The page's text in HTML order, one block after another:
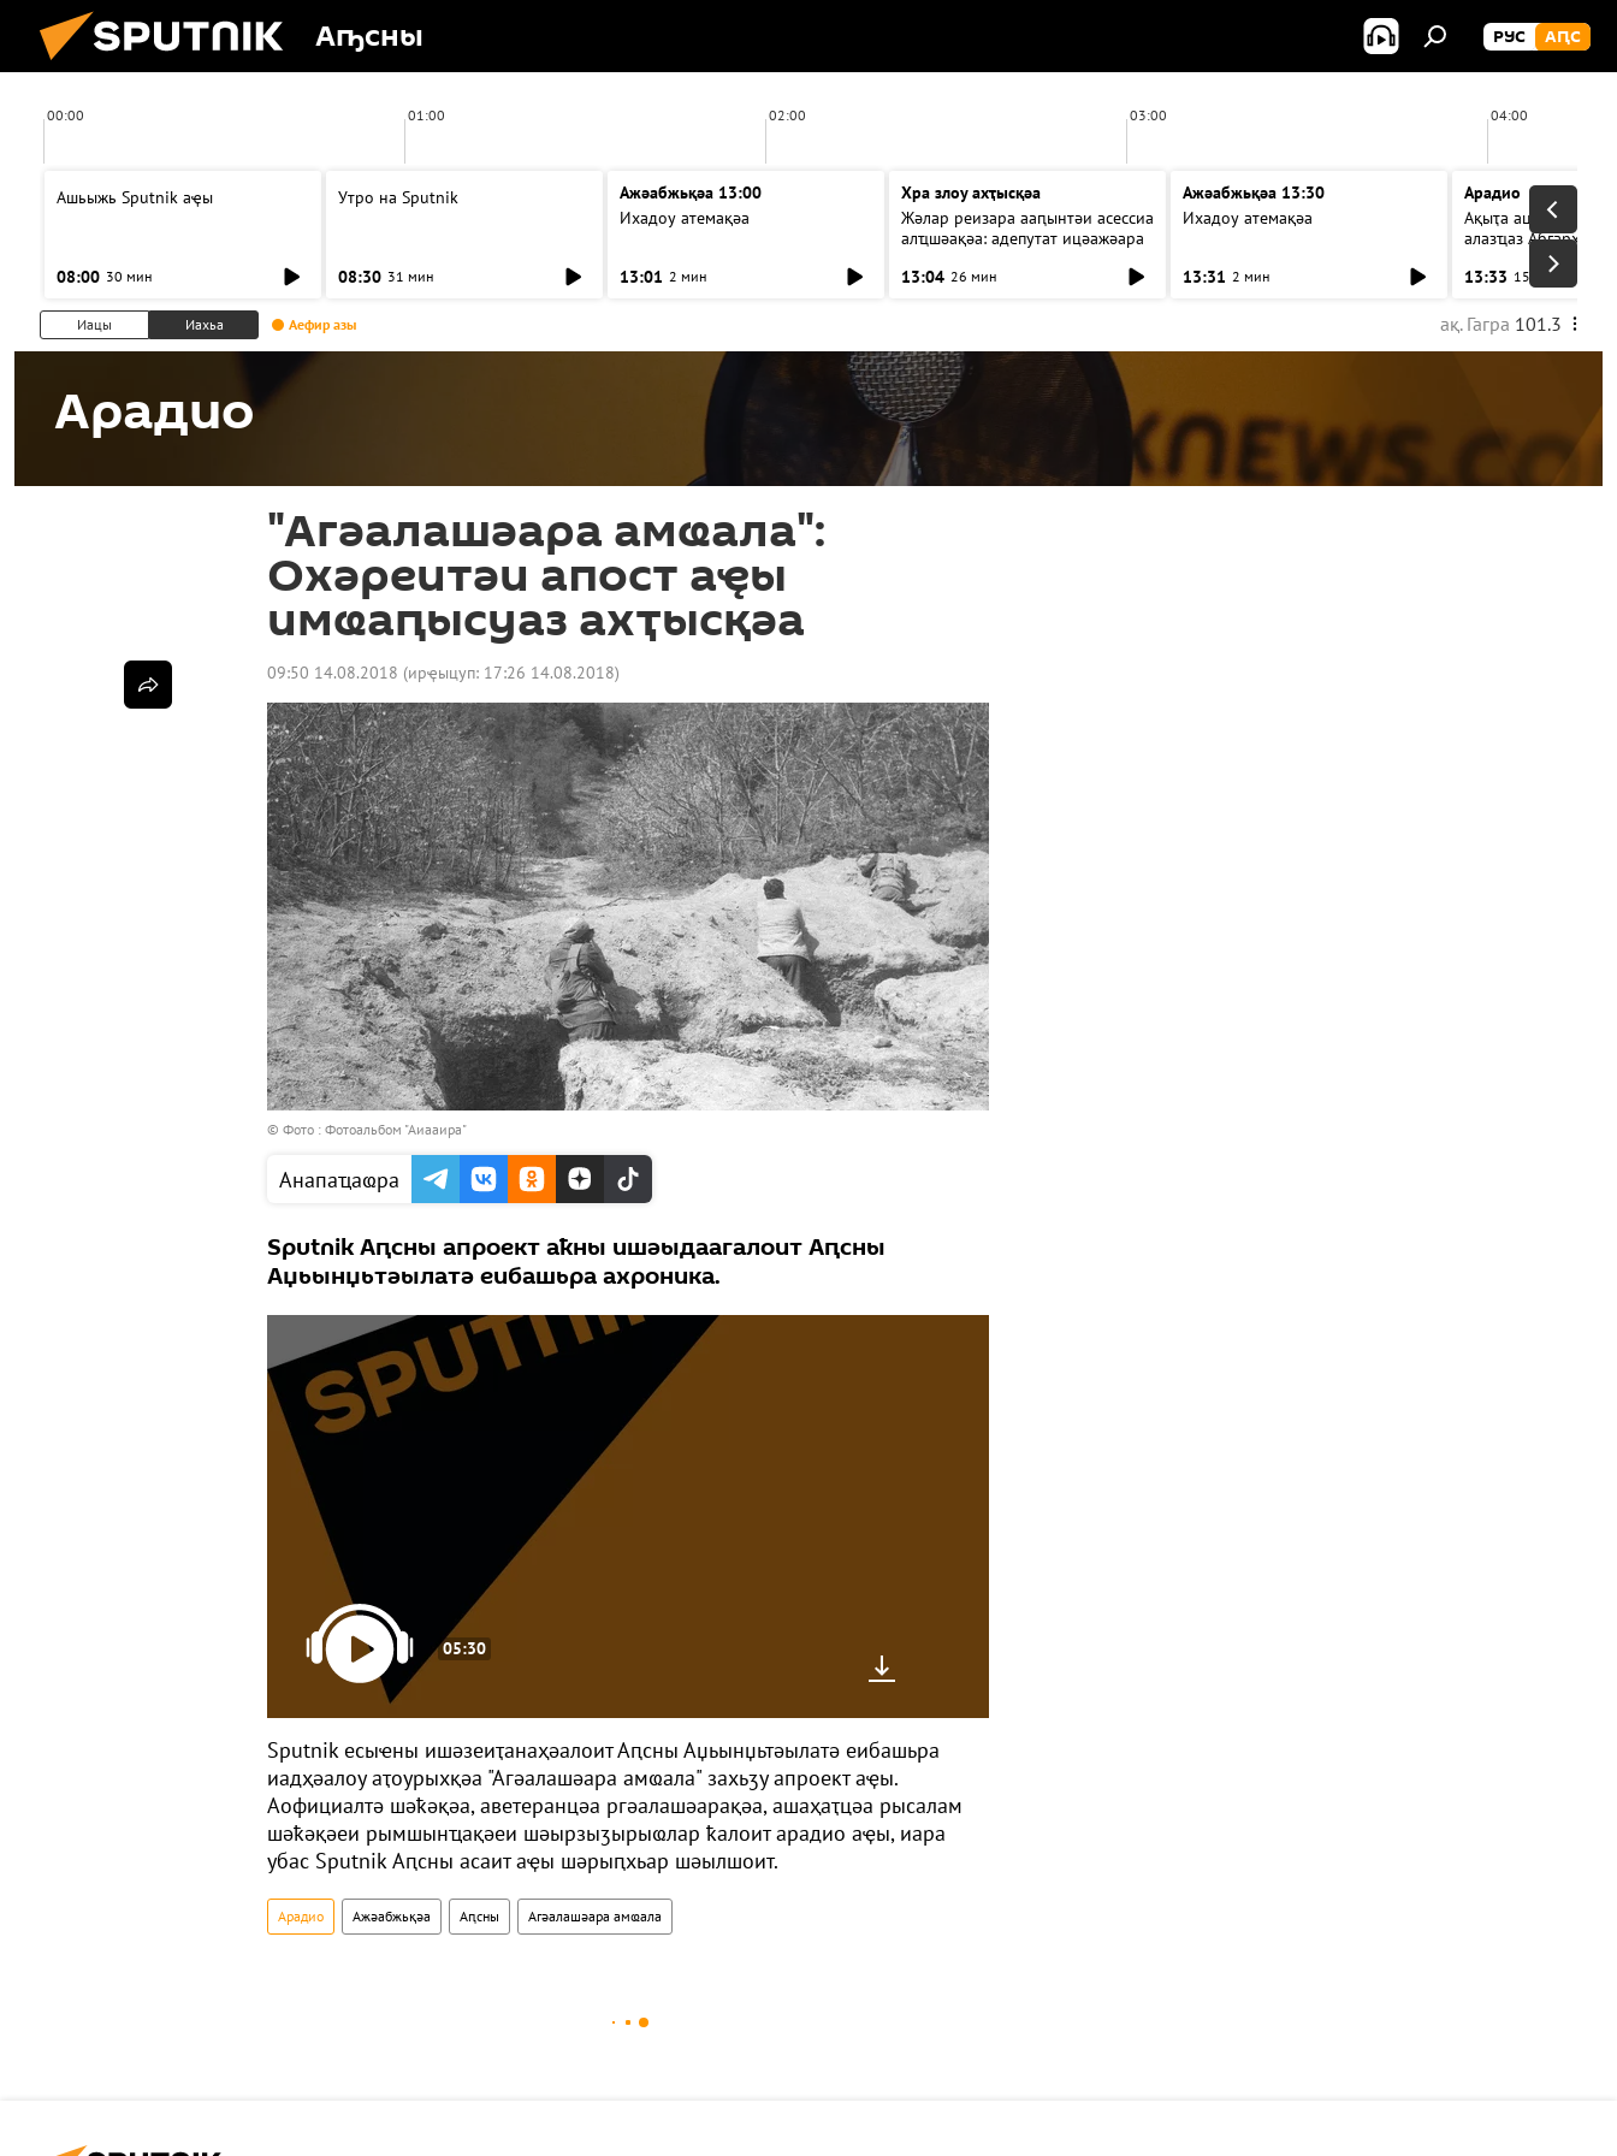
Аҧсны РУС АԤС
00:00 01:00 02:00 03:00 04:00
Ашьыжь Sputnik аҿы
08:00 30 мин
Утро на Sputnik
08:30 31 мин
Ажәабжьқәа 13:00
Ихадоу атемақәа
13:01 2 мин
Хра злоу ахҭысқәа
Жәлар реизара ааԥынтәи асессиа
алҵшәақәа: адепутат ицәажәара
13:04 26 мин
Ажәабжьқәа 13:30
Ихадоу атемақәа
13:31 2 мин
Арадио
Ақыҭа ацхрааразы
алазҵаз Абӷархықә
13:33 15 мин
Иацы Иахьа Аефир азы ақ. Гагра 101.3
Арадио
"Агәалашәара амҩала":
Охәреитәи апост аҿы
имҩаԥысуаз ахҭысқәа
09:50 14.08.2018 (ирҿыцуп: 17:26 14.08.2018)
© Фото : Фотоальбом "Аиааира"
Анапаҵаҩра
Sputnik Аԥсны апроект аҟны ишәыдаагалоит Аԥсны
Аџьынџьтәылатә еибашьра ахроника.
05:30
Sputnik есыҽны ишәзеиҭанаҳәалоит Аԥсны Аџьынџьтәылатә еибашьра
иадҳәалоу аҭоурыхқәа "Агәалашәара амҩала" захьӡу апроект аҿы.
Аофициалтә шәҟәқәа, аветеранцәа ргәалашәарақәа, ашаҳаҭцәа рысалам
шәҟәқәеи рымшынҵақәеи шәырзыӡырыҩлар ҟалоит арадио аҿы, иара
убас Sputnik Аԥсны асаит аҿы шәрыԥхьар шәылшоит.
Арадио Ажәабжьқәа Аԥсны Агәалашәара амҩала